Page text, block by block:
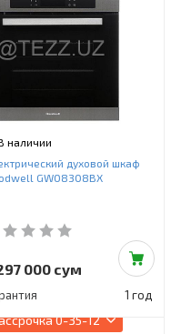
наличии
духовой шкаф
GWO8308BX
000 сум
1 год
0-35-12